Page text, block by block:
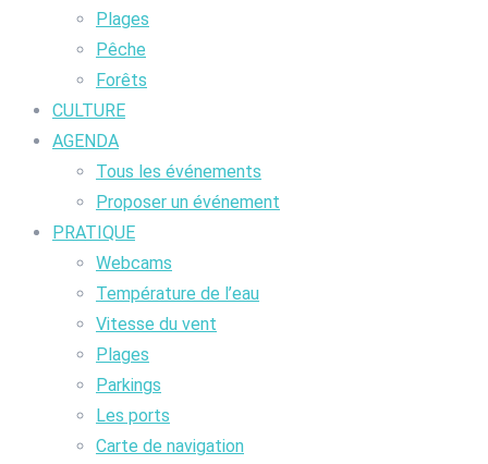
Plages
Pêche
Forêts
CULTURE
AGENDA
Tous les événements
Proposer un événement
PRATIQUE
Webcams
Température de l’eau
Vitesse du vent
Plages
Parkings
Les ports
Carte de navigation